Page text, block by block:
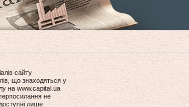
сайту
що знаходяться у
на www.capital.ua
не
лише